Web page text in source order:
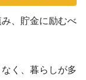
、貯金に励むべ
く、暮らしが多